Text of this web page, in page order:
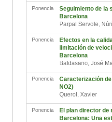
Ponencia
Seguimiento de la
Barcelona
Parpal Servole,
Ponencia
Efectos en la
limitación de
Barcelona
Baldasano, José
Ponencia
Caracterización
NO2)
Querol, Xavier
Ponencia
El plan director de
Barcelona: Una